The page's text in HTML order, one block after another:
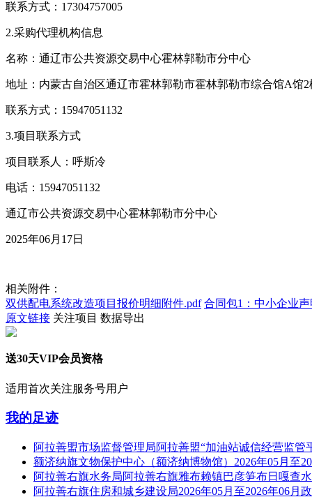
联系方式：17304757005
2.采购代理机构信息
名称：通辽市公共资源交易中心霍林郭勒市分中心
地址：内蒙古自治区通辽市霍林郭勒市霍林郭勒市综合馆A馆2
联系方式：15947051132
3.项目联系方式
项目联系人：呼斯冷
电话：15947051132
通辽市公共资源交易中心霍林郭勒市分中心
2025年06月17日
相关附件：
双供配电系统改造项目报价明细附件.pdf 合同包1：中小企业
原文链接 关注项目 数据导出
送30天VIP会员资格
适用首次关注服务号用户
我的足迹
阿拉善盟市场监督管理局阿拉善盟“加油站诚信经营监管
额济纳旗文物保护中心（额济纳博物馆）2026年05月至
阿拉善右旗水务局阿拉善右旗雅布赖镇巴彦笋布日嘎查
阿拉善右旗住房和城乡建设局2026年05月至2026年06月